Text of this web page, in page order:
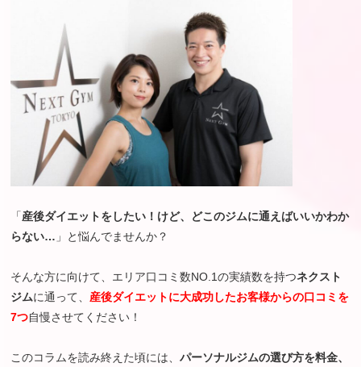
「産後ダイエットをしたい！けど、どこのジムに通えばいいかわか
らない… 」と悩んでませんか？
そんな方に向けて、エリア口コミ数NO.1の実績数を持つネクスト
ジムに通って、産後ダイエットに大成功したお客様からの口コミを
7つ自慢させてください！
このコラムを読み終えた頃には、パーソナルジムの選び方を料金、